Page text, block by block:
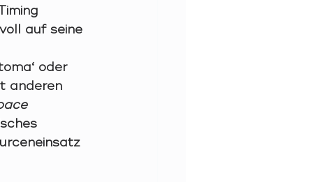
auf seine
oder
anderen